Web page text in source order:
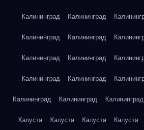
Калининград Калининград
Калининград Калининград
Калининград Калининград
Калининград Калининград
Калининград Калининград Калининград
Капуста Капуста Капуста Капуста